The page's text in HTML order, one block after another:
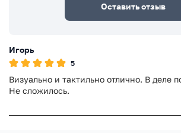
Оставить отзыв
Игорь
5
Визуально и тактильно отлично. В деле
Не сложилось.